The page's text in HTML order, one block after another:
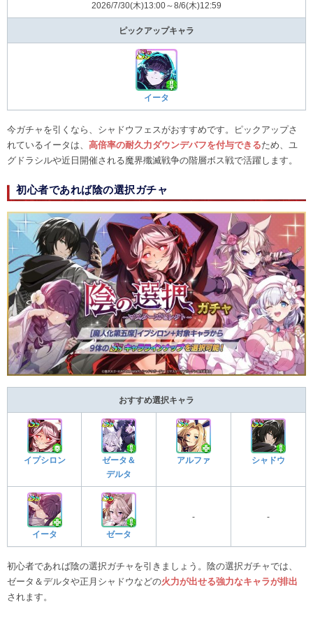
2026/7/30(木)13:00～8/6(木)12:59
ピックアップキャラ
イータ
今ガチャを引くなら、シャドウフェスがおすすめです。ピックアップさ
れているイータは、 高倍率の耐久力ダウンデバフを付与できるため、ユ
グドラシルや近日開催される魔界殲滅戦争の階層ボス戦で活躍します。
初心者であれば陰の選択ガチャ
おすすめ選択キャラ
イプシロン
ゼータ＆
デルタ
アルファ シャドウ
イータ ゼータ
- -
初心者であれば陰の選択ガチャを引きましょう。陰の選択ガチャでは、
ゼータ＆デルタや正月シャドウなどの火力が出せる強力なキャラが排出
されます。